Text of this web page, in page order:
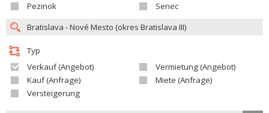
Pezinok
Senec
Typ
Verkauf (Angebot)
Vermietung (Angebot)
Kauf (Anfrage)
Miete (Anfrage)
Versteigerung